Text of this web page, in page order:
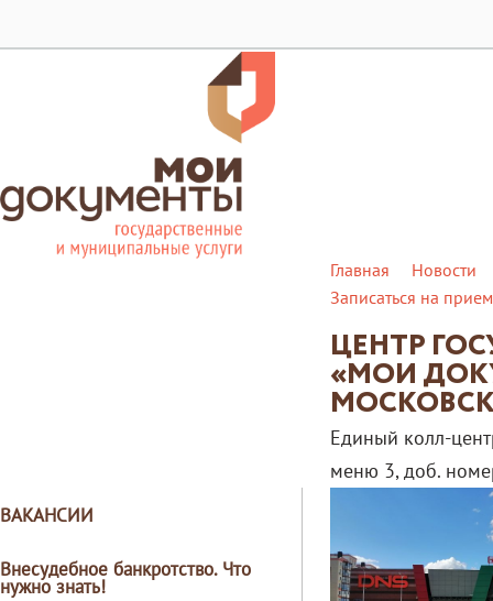
Главная
Новости
Записаться на прием
ЦЕНТР
«МОИ
Единый колл-
меню 3, доб.
ВАКАНСИИ
Внесудебное банкротство. Что
нужно знать!